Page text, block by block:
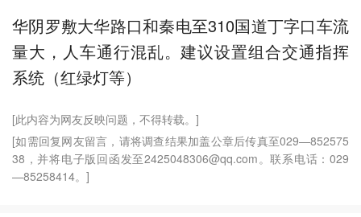
华阴罗敷大华路口和秦电至310国道丁字口车流
量大，人车通行混乱。建议设置组合交通指挥
系统（红绿灯等）
[此内容为网友反映问题，不得转载。]
[如需回复网友留言，请将调查结果加盖公章后传真至029—852575
38，并将电子版回函发至2425048306@qq.com。联系电话：029
—85258414。]